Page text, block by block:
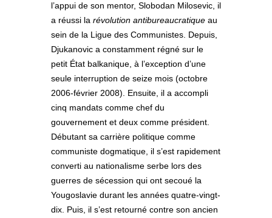
l’appui de son mentor, Slobodan Milosevic, il
a réussi la révolution antibureaucratique au
sein de la Ligue des Communistes. Depuis,
Djukanovic a constamment régné sur le
petit État balkanique, à l’exception d’une
seule interruption de seize mois (octobre
2006-février 2008). Ensuite, il a accompli
cinq mandats comme chef du
gouvernement et deux comme président.
Débutant sa carrière politique comme
communiste dogmatique, il s’est rapidement
converti au nationalisme serbe lors des
guerres de sécession qui ont secoué la
Yougoslavie durant les années quatre-vingt-
dix. Puis, il s’est retourné contre son ancien